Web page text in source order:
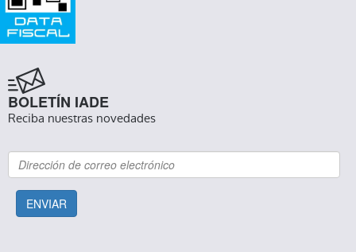
BOLETÍN IADE
Reciba nuestras novedades
ENVIAR